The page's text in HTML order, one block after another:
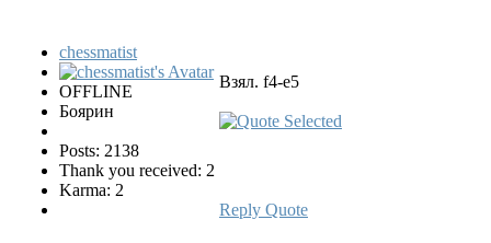
chessmatist
OFFLINE
Боярин
Posts: 2138
Thank you received: 2
Karma: 2
Взял. f4-e5
Reply Quote